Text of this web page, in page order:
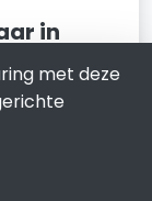
in
met deze